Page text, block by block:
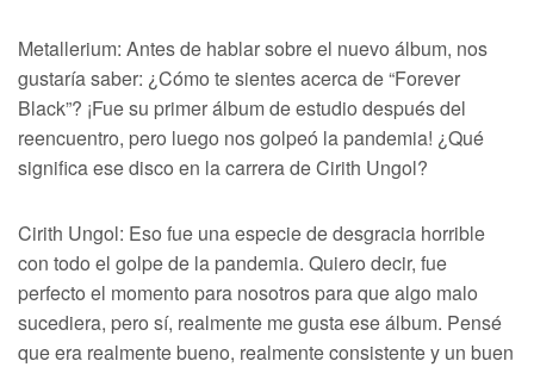
Metallerium: Antes de hablar sobre el nuevo álbum, nos
gustaría saber: ¿Cómo te sientes acerca de “Forever
Black”? ¡Fue su primer álbum de estudio después del
reencuentro, pero luego nos golpeó la pandemia! ¿Qué
significa ese disco en la carrera de Cirith Ungol?
Cirith Ungol: Eso fue una especie de desgracia horrible
con todo el golpe de la pandemia. Quiero decir, fue
perfecto el momento para nosotros para que algo malo
sucediera, pero sí, realmente me gusta ese álbum. Pensé
que era realmente bueno, realmente consistente y un buen